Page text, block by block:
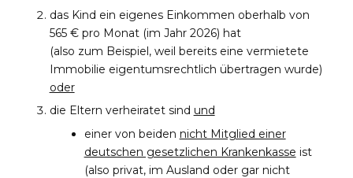
das Kind ein eigenes Einkommen oberhalb von
565 € pro Monat (im Jahr 2026) hat
(also zum Beispiel, weil bereits eine vermietete
Immobilie eigentumsrechtlich übertragen wurde)
oder
die Eltern verheiratet sind und
einer von beiden nicht Mitglied einer
deutschen gesetzlichen Krankenkasse ist
(also privat, im Ausland oder gar nicht